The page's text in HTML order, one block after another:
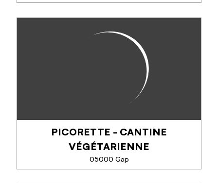
EN SAVOIR PLUS
Cuisine traditionnelle, pizzas, crêpes, burgers.
TÉLÉPHONE
EN SAVOIR PLUS
PICORETTE - CANTINE
VÉGÉTARIENNE
05000 Gap